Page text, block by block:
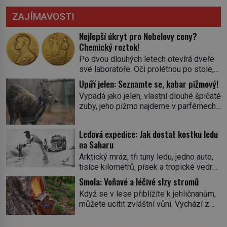
ZAJÍMAVOSTI
Nejlepší úkryt pro Nobelovy ceny?
Chemický roztok!
Po dvou dlouhých letech otevírá dveře
své laboratoře. Oči prolétnou po stole,
aby pak ulpěly na regálu, kde se nachází
všemožné látky. Hledá žluto-oranžovou
tekutinu, jakmile ji zahlédne, nesmírně
se mu uleví. Teď může svůj plán
skrývá směs s názvem lučavka
královská. Svůj přídomek nemá pro nic
za nic, […]
Upíří jelen: Seznamte se, kabar pižmový!
Vypadá jako jelen, vlastní dlouhé špičaté
zuby, jeho pižmo najdeme v parfémech
jediného zástupce zvířecí říše – kabara
pižmového. V Evropě ho jako první
popíše švédský botanik Carl Linné
(1707–1778), jenže v Asii o něm ví už
celá staletí. Zvíře připomíná jelena,
v kohoutku dosahuje […]
Ledová expedice: Jak dostat kostku ledu
na Saharu
Arktický mráz, tři tuny ledu, jedno auto,
tisíce kilometrů, písek a tropické vedro.
To je ve zkratce zdánlivě nesplnitelná
výzva, která se promění v úžasné
dobrodružství a důkaz, že nic není
nemožné. Vše začíná na podzim 1958
Smola: Voňavé a léčivé slzy stromů
Když se v lese přiblížíte k jehličnanům,
můžete ucítit zvláštní vůni. Vychází z